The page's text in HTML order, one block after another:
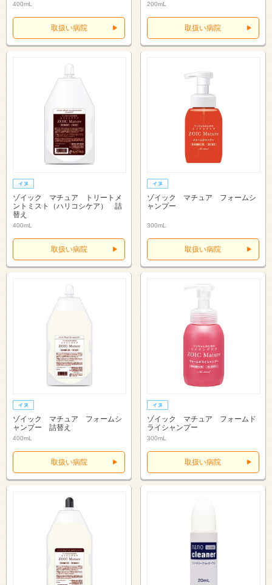
400mL
取扱い病院
200mL
取扱い病院
ゾイック マチュア トリートメ
ントミスト（ハリコシケア） 詰
替え
400mL
取扱い病院
ゾイック マチュア フォームシ
ャンプー
300mL
取扱い病院
ゾイック マチュア フォームシ
ャンプー 詰替え
400mL
取扱い病院
ゾイック マチュア フォームド
ライシャンプー
300mL
取扱い病院